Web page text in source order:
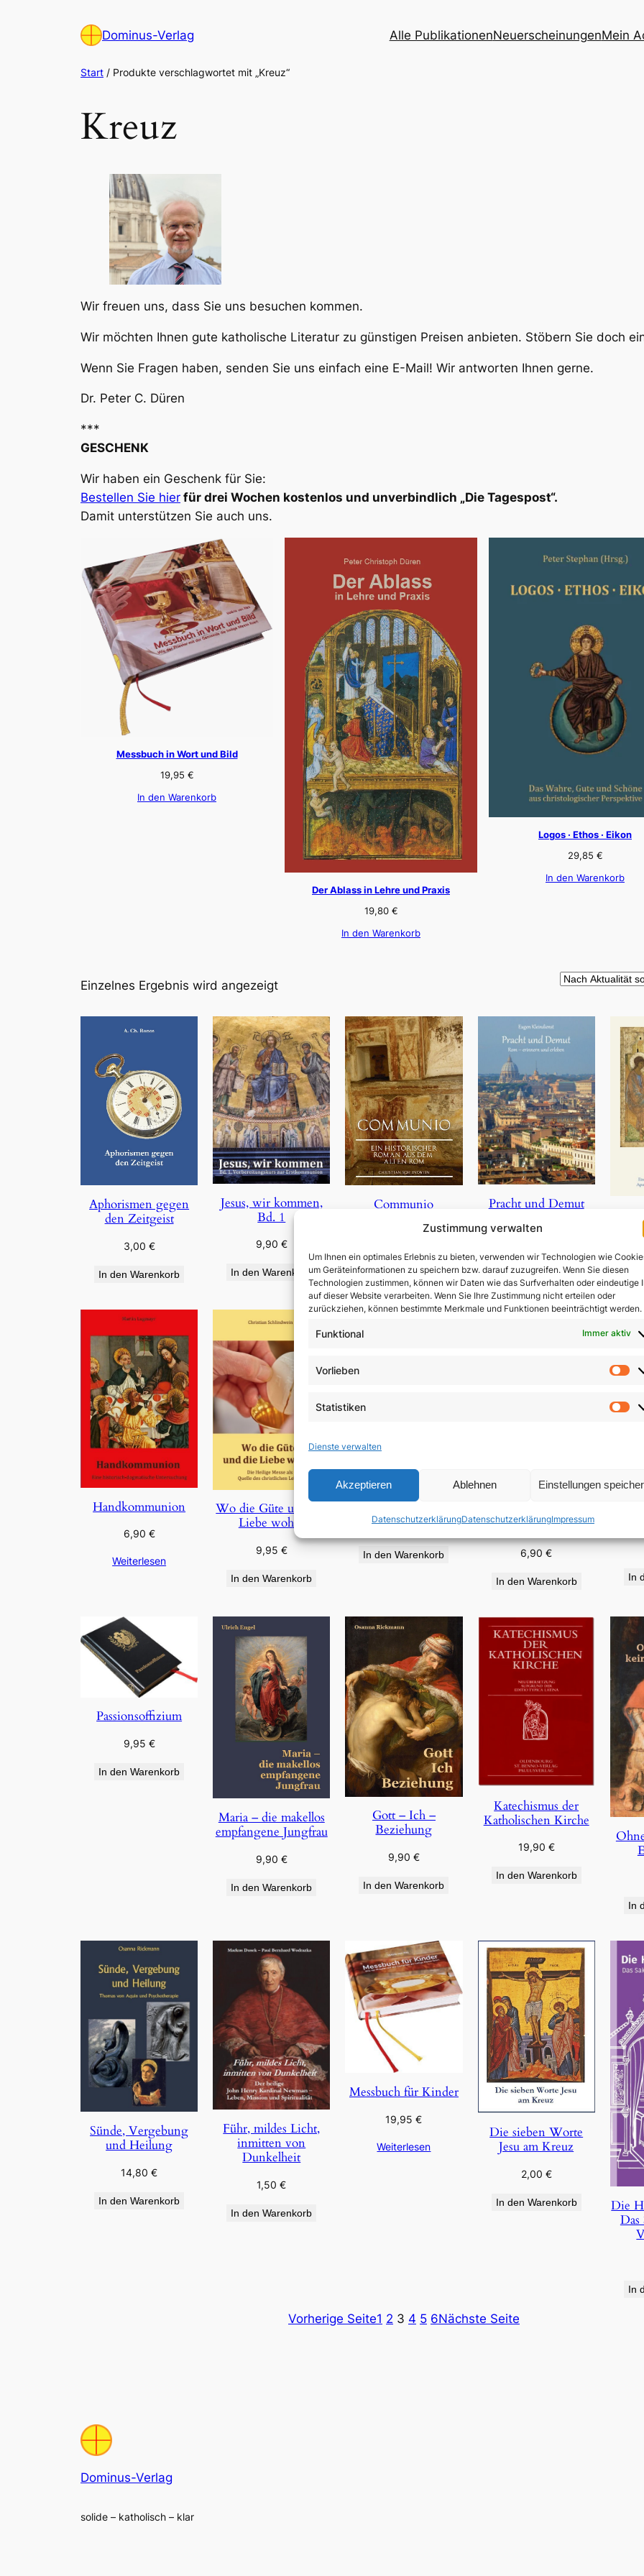
Zustimmung verwalten
Um Ihnen ein optimales Erlebnis zu bieten, verwenden wir Technologien wie
um Geräteinformationen zu speichern bzw. darauf zuzugreifen. Wenn Sie diesen
Technologien zustimmen, können wir Daten wie das Surfverhalten oder eindeutige
auf dieser Website verarbeiten. Wenn Sie Ihre Zustimmung nicht erteilen oder
zurückziehen, können bestimmte Merkmale und Funktionen beeinträchtigt werden.
Funktional Immer aktiv
Vorlieben
Statistiken
Dienste verwalten
Akzeptieren Ablehnen Einstellungen
DatenschutzerklärungDatenschutzerklärungImpressum
Dominus-Verlag Alle PublikationenNeuerscheinungenMein
Start / Produkte verschlagwortet mit „Kreuz“
Kreuz
Wir freuen uns, dass Sie uns besuchen kommen.
Wir möchten Ihnen gute katholische Literatur zu günstigen Preisen anbieten. Stöbern Sie doch
Wenn Sie Fragen haben, senden Sie uns einfach eine E-Mail! Wir antworten Ihnen gerne.
Dr. Peter C. Düren
***
GESCHENK
Wir haben ein Geschenk für Sie:
Bestellen Sie hier für drei Wochen kostenlos und unverbindlich „Die Tagespost“.
Damit unterstützen Sie auch uns.
Messbuch in Wort und Bild
19,95 €
In den Warenkorb
Der Ablass in Lehre und Praxis
19,80 €
In den Warenkorb
Logos · Ethos · Eikon
29,85 €
In den Warenkorb
Einzelnes Ergebnis wird angezeigt
Aphorismen gegen
den Zeitgeist
3,00 €
In den Warenkorb
Jesus, wir kommen,
Bd. 1
9,90 €
In den Warenkorb
Communio
In den Warenkorb
Pracht und Demut
5,90
In den Warenkorb
In
Handkommunion
6,90 €
Weiterlesen
Wo die Güte und die
Liebe wohnt
9,95 €
In den Warenkorb
„Für viele vergossen“
19,95€
In den Warenkorb
geglaubt
6,90€
In den Warenkorb In
Passionsoffizium
9,95 €
In den Warenkorb
Maria – die makellos
empfangene Jungfrau
9,90 €
In den Warenkorb
Gott – Ich –
Beziehung
9,90 €
In den Warenkorb
Katechismus der
Katholischen Kirche
19,90 €
In den Warenkorb
In
Sünde, Vergebung
und Heilung
14,80€
In den Warenkorb
Führ, mildes Licht,
inmitten von
Dunkelheit
1,50€
In den Warenkorb
Messbuch für Kinder
19,95€
Weiterlesen
Die sieben Worte
Jesu am Kreuz
2,00 €
In den Warenkorb
Die
Das
In
Vorherige Seite1 2 3 4 5 6Nächste Seite
Dominus-Verlag
solide – katholisch – klar